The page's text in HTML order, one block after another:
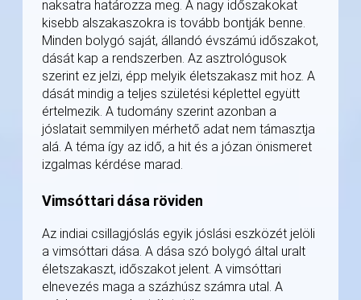
naksatra határozza meg. A nagy időszakokat
kisebb alszakaszokra is tovább bontják benne.
Minden bolygó saját, állandó évszámú időszakot,
dását kap a rendszerben. Az asztrológusok
szerint ez jelzi, épp melyik életszakasz mit hoz. A
dását mindig a teljes születési képlettel együtt
értelmezik. A tudomány szerint azonban a
jóslatait semmilyen mérhető adat nem támasztja
alá. A téma így az idő, a hit és a józan önismeret
izgalmas kérdése marad.
Vimsóttari dása röviden
Az indiai csillagjóslás egyik jóslási eszközét jelöli
a vimsóttari dása. A dása szó bolygó által uralt
életszakaszt, időszakot jelent. A vimsóttari
elnevezés maga a százhúsz számra utal. A